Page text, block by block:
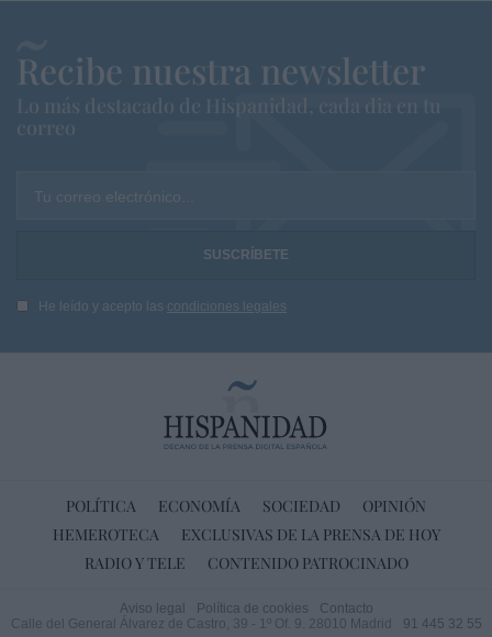
Recibe nuestra newsletter
Lo más destacado de Hispanidad, cada dia en tu
correo
Tu correo electrónico...
He leído y acepto las condiciones legales
POLÍTICA ECONOMÍA SOCIEDAD
OPINIÓN
HEMEROTECA
EXCLUSIVAS DE LA PRENSA DE HOY
RADIO Y TELE
CONTENIDO PATROCINADO
Aviso legal Política de cookies
Contacto
Calle del General Álvarez de Castro, 39 - 1º Of. 9. 28010 Madrid
91 445 32 55